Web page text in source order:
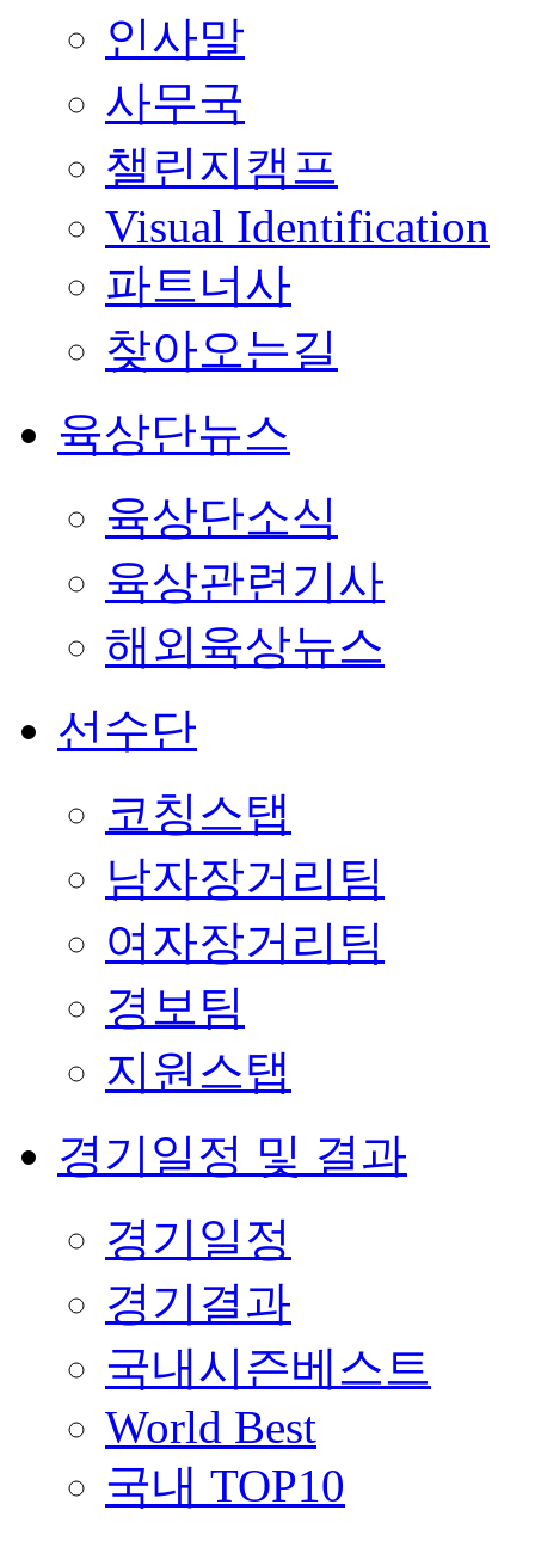
인사말
사무국
챌린지캠프
Visual Identification
파트너사
찾아오는길
육상단뉴스
육상단소식
육상관련기사
해외육상뉴스
선수단
코칭스탭
남자장거리팀
여자장거리팀
경보팀
지원스탭
경기일정 및 결과
경기일정
경기결과
국내시즌베스트
World Best
국내 TOP10